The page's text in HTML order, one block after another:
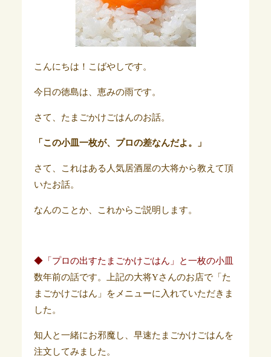
こんにちは！こばやしです。
今日の徳島は、恵みの雨です。
さて、たまごかけごはんのお話。
「この小皿一枚が、プロの差なんだよ。」
さて、これはある人気居酒屋の大将から教えて頂
いたお話。
なんのことか、これからご説明します。
◆「プロの出すたまごかけごはん」と一枚の小皿
数年前の話です。上記の大将Yさんのお店で「た
まごかけごはん」をメニューに入れていただきま
した。
知人と一緒にお邪魔し、早速たまごかけごはんを
注文してみました。